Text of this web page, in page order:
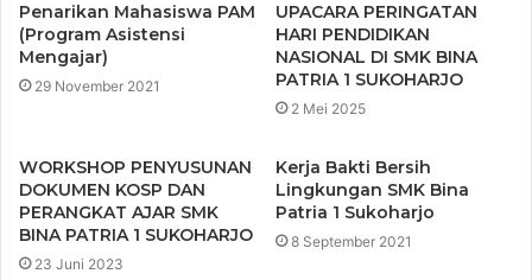
Penarikan Mahasiswa PAM
(Program Asistensi
Mengajar)
29 November 2021
UPACARA PERINGATAN
HARI PENDIDIKAN
NASIONAL DI SMK BINA
PATRIA 1 SUKOHARJO
2 Mei 2025
WORKSHOP PENYUSUNAN
DOKUMEN KOSP DAN
PERANGKAT AJAR SMK
BINA PATRIA 1 SUKOHARJO
23 Juni 2023
Kerja Bakti Bersih
Lingkungan SMK Bina
Patria 1 Sukoharjo
8 September 2021